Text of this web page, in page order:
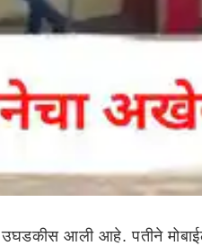
उघडकीस आली आहे. पतीने